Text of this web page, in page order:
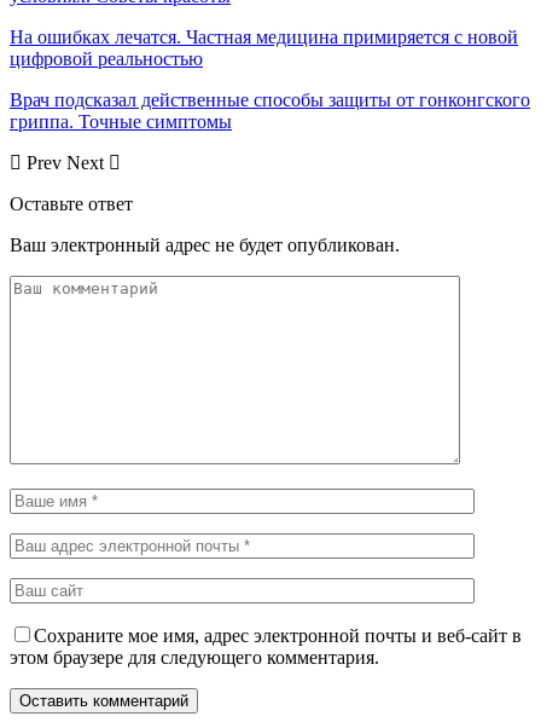
На ошибках лечатся. Частная медицина примиряется с новой
цифровой реальностью
Врач подсказал действенные способы защиты от гонконгского
гриппа. Точные симптомы
Prev Next
Оставьте ответ
Ваш электронный адрес не будет опубликован.
Сохраните мое имя, адрес электронной почты и веб-сайт в
этом браузере для следующего комментария.